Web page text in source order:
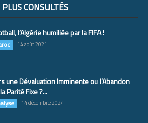
CONSULTÉS
l’Algérie humiliée par la FIFA !
14 août 2021
une Dévaluation Imminente ou l’Abandon
Parité Fixe ?...
14 décembre 2024